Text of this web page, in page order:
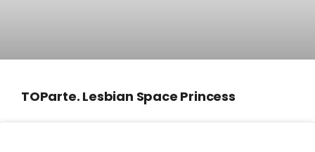
TOParte. Lesbian Space Princess